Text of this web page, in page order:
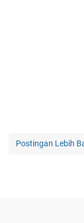
Postingan Lebih